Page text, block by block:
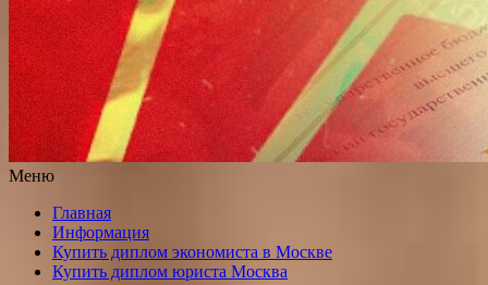
Меню
Главная
Информация
Купить диплом экономиста в Москве
Купить диплом юриста Москва